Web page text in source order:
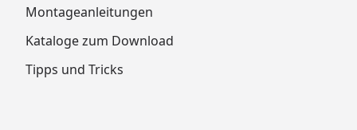
Montageanleitungen
Kataloge zum Download
Tipps und Tricks